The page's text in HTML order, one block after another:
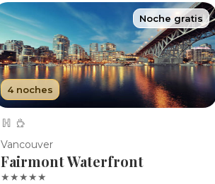
Noche gratis
Vancouver
Fairmont Waterfront
4 noches
★★★★★